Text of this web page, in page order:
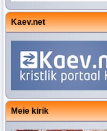
Kaev.net
Meie kirik